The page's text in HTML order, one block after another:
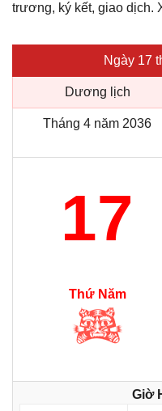
trương, ký kết, giao dịch.
Ngày 17
Dương lịch
Tháng 4 năm 2036
17
Thứ Năm
Giờ